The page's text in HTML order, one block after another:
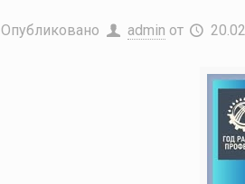
Опубликовано admin от